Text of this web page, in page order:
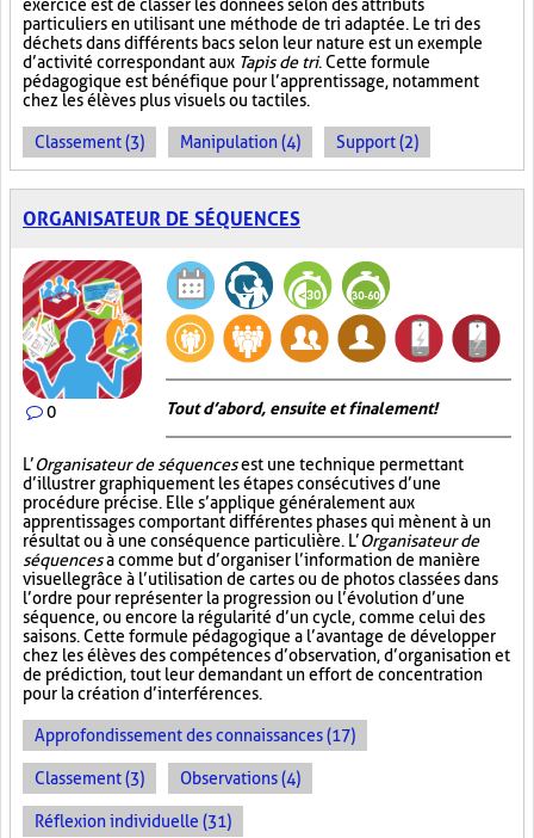
exercice est de classer les données selon des attributs
particuliers en utilisant une méthode de tri adaptée. Le tri des
déchets dans différents bacs selon leur nature est un exemple
d’activité correspondant aux Tapis de tri. Cette formule
pédagogique est bénéfique pour l’apprentissage, notamment
chez les élèves plus visuels ou tactiles.
Classement (3) Manipulation (4) Support (2)
ORGANISATEUR DE SÉQUENCES
0 Tout d’abord, ensuite et finalement!
L’Organisateur de séquencesest une technique permettant
d’illustrer graphiquement les étapes consécutives d’une
procédure précise. Elle s’applique généralement aux
apprentissages comportant différentes phases qui mènent à un
résultat ou à une conséquence particulière. L’Organisateur de
séquencesa comme but d’organiser l’information de manière
visuellegrâce à l’utilisation de cartes ou de photos classées dans
l’ordre pour représenter la progression ou l’évolution d’une
séquence, ou encore la régularité d’un cycle, comme celui des
saisons. Cette formule pédagogique a l’avantage de développer
chez les élèves des compétences d’observation, d’organisation et
de prédiction, tout leur demandant un effort de concentration
pour la création d’interférences.
Approfondissement des connaissances (17)
Classement (3) Observations (4)
Réflexion individuelle (31)